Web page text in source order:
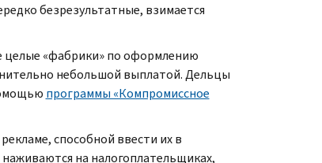
безрезультатные, взимается
целые «фабрики» по оформлению
небольшой выплатой. Дельцы
программы «Компромиссное
способной ввести их в
наживаются на налогоплательщиках,